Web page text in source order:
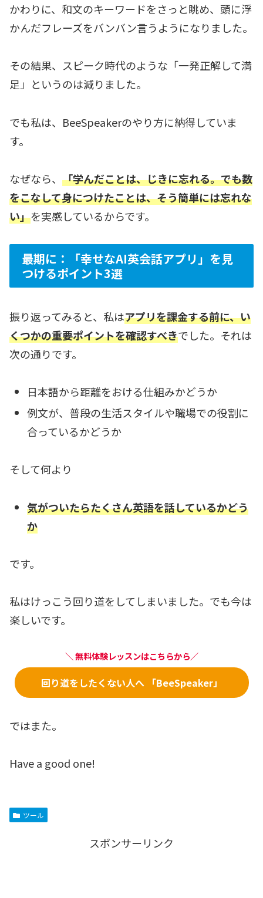
かわりに、和文のキーワードをさっと眺め、頭に浮
かんだフレーズをバンバン言うようになりました。
その結果、スピーク時代のような「一発正解して満
足」というのは減りました。
でも私は、BeeSpeakerのやり方に納得していま
す。
なぜなら、 「学んだことは、じきに忘れる。でも数
をこなして身につけたことは、そう簡単には忘れな
い」を実感しているからです。
最期に：「幸せなAI英会話アプリ」を見
つけるポイント3選
振り返ってみると、私はアプリを課金する前に、い
くつかの重要ポイントを確認すべきでした。それは
次の通りです。
日本語から距離をおける仕組みかどうか
例文が、普段の生活スタイルや職場での役割に
合っているかどうか
そして何より
気がついたらたくさん英語を話しているかどう
か
です。
私はけっこう回り道をしてしまいました。でも今は
楽しいです。
＼ 無料体験レッスンはこちらから／
回り道をしたくない人へ 「BeeSpeaker」
ではまた。
Have a good one!
ツール
スポンサーリンク